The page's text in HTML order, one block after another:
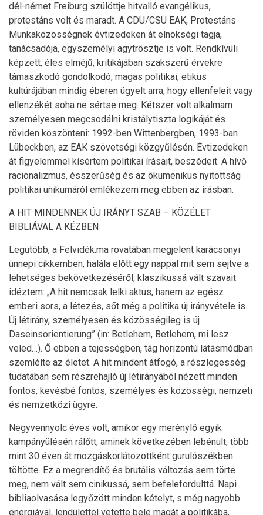
dél-német Freiburg szülöttje hitvalló evangélikus,
protestáns volt és maradt. A CDU/CSU EAK, Protestáns
Munkaközösségnek évtizedeken át elnökségi tagja,
tanácsadója, egyszemélyi agytrösztje is volt. Rendkívüli
képzett, éles elméjű, kritikájában szakszerű érvekre
támaszkodó gondolkodó, magas politikai, etikus
kultúrájában mindig éberen ügyelt arra, hogy ellenfeleit vagy
ellenzékét soha ne sértse meg. Kétszer volt alkalmam
személyesen megcsodálni kristálytiszta logikáját és
röviden köszönteni: 1992-ben Wittenbergben, 1993-ban
Lübeckben, az EAK szövetségi közgyűlésén. Évtizedeken
át figyelemmel kísértem politikai írásait, beszédeit. A hívő
racionalizmus, ésszerűség és az ökumenikus nyitottság
politikai unikumáról emlékezem meg ebben az írásban.
A HIT MINDENNEK ÚJ IRÁNYT SZAB – KÖZÉLET
BIBLIÁVAL A KÉZBEN
Legutóbb, a Felvidék.ma rovatában megjelent karácsonyi
ünnepi cikkemben, halála előtt egy nappal mit sem sejtve a
lehetséges bekövetkezéséről, klaszikussá vált szavait
idéztem: „A hit nemcsak lelki aktus, hanem az egész
emberi sors, a létezés, sőt még a politika új irányvétele is.
Új létirány, személyesen és közösségileg is új
Daseinsorientierung” (in: Betlehem, Betlehem, mi lesz
veled…). Ő ebben a tejességben, tág horizontú látásmódban
szemlélte az életet. A hit mindent átfogó, a részlegesség
tudatában sem részrehajló új létirányából nézett minden
fontos, kevésbé fontos, személyes és közösségi, nemzeti
és nemzetközi ügyre.
Negyvennyolc éves volt, amikor egy merénylő egyik
kampányülésén rálőtt, aminek következében lebénult, több
mint 30 éven át mozgáskorlátozottként gurulószékben
töltötte. Ez a megrendítő és brutális változás sem törte
meg, nem vált sem cinikussá, sem befelefordulttá. Napi
bibliaolvasása legyőzött minden kételyt, s még nagyobb
energiával, lendülettel vetette bele magát a politikába,